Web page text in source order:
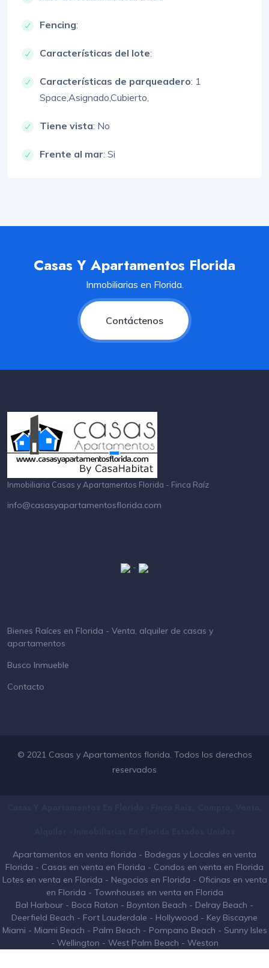
Fencing:
Características del lote:
Características de parqueadero: 1
Space,Asignado,Cubierto,
Tiene vista: No
Frente al mar: Si
Casas Y Apartamentos Florida
Inmobiliarias en Florida.
Contáctenos
Inmobiliaria Casas y Apartamentos Florida - Finca Raíz
info@casasyapartamentosflorida.com
-
Bienes Raíces en Florida - Venta, alquiler de casas y
apartamentos
Busco Inmueble
Contacto
© 2021 Casas y Apartamentos florida. Todos los derechos
reservados
Apartamentos en venta florida - Bodegas y Locales en venta
Florida - Casas en venta en Florida - Condos en venta en Florida
Lotes en venta en Florida - Negocios en Florida - Oficinas en venta
en Florida - Townhouses en venta en Florida
Bal Harbour - Boca Raton - Boynton Beach - Delray Beach -
Deerfield Beach - Fort Lauderdale - Hollywood - Key Biscayne
Miami - Miami Beach - Palm Beach - Pompano Beach - Sunny Isles
- Wellington - West Palm Beach - Weston